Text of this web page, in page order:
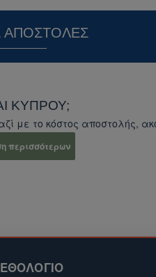
ΑΠΟΣΤΟΛΈΣ
ΚΎΠΡΟΥ;
με το κόστος αποστολής,